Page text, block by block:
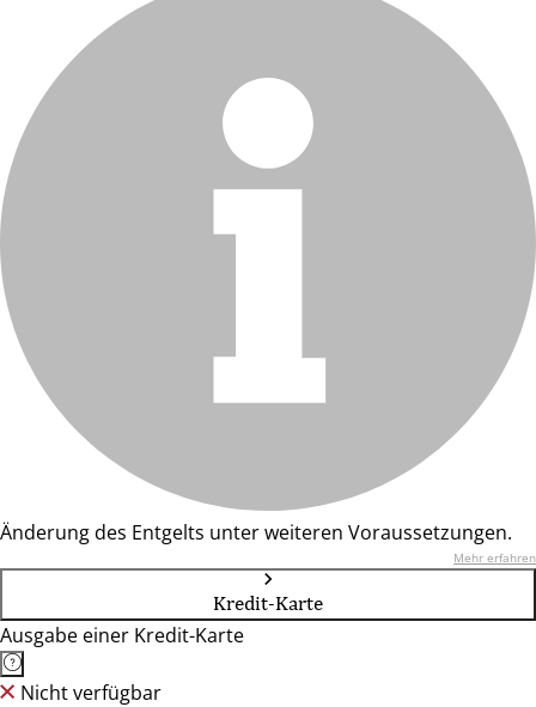
Änderung des Entgelts unter weiteren Voraussetzungen.
Mehr erfahren
Kredit-Karte
Ausgabe einer Kredit-Karte
Nicht verfügbar